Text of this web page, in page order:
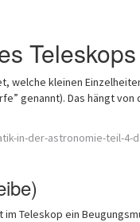
Teleskops
welche kleinen
genannt). Das hängt von
in-der-astronomie-teil-4-
Teleskop ein